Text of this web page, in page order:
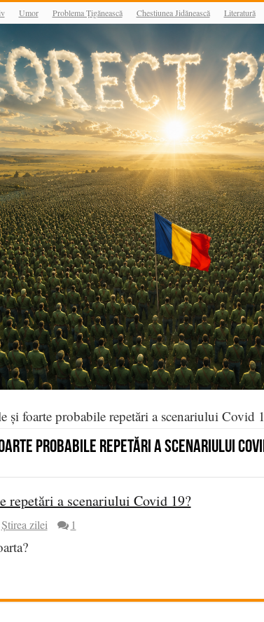
Umor Problema Țigănească Chestiunea Jidănească Literatură
și foarte probabile repetări a scenariului Covid
probabile repetări a scenariului
repetări a scenariului Covid 19?
Știrea zilei 1